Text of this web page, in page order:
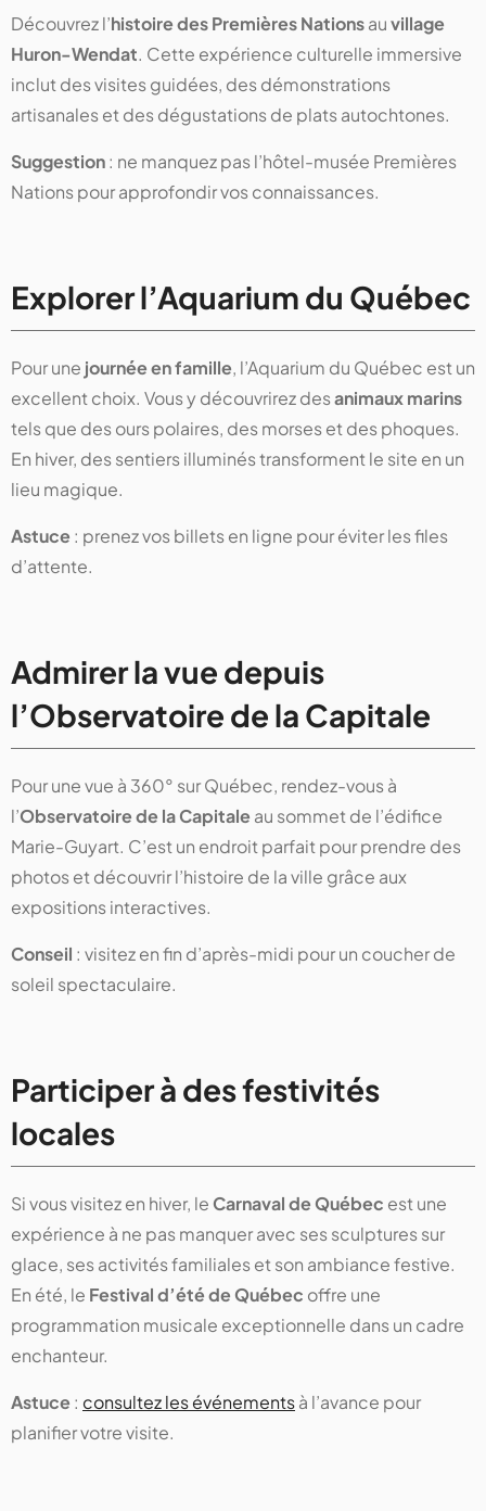
Découvrez l’histoire des Premières Nationsauvillage
Huron-Wendat. Cette expérience culturelle immersive
inclut des visites guidées, des démonstrations
artisanales et des dégustations de plats autochtones.
Suggestion: ne manquez pas l’hôtel-musée Premières
Nations pour approfondir vos connaissances.
Explorer l’Aquarium du Québec
Pour une journée en famille, l’Aquarium du Québec est un
excellent choix. Vous y découvrirez desanimaux marins
tels que des ours polaires, des morses et des phoques.
En hiver, des sentiers illuminés transforment le site en un
lieu magique.
Astuce: prenez vos billets en ligne pour éviter les files
d’attente.
Admirer la vue depuis
l’Observatoire de la Capitale
Pour une vue à 360° sur Québec, rendez-vous à
l’Observatoire de la Capitaleau sommet de l’édifice
Marie-Guyart. C’est un endroit parfait pour prendre des
photos et découvrir l’histoire de la ville grâce aux
expositions interactives.
Conseil : visitez en fin d’après-midi pour un coucher de
soleil spectaculaire.
Participer à des festivités
locales
Si vous visitez en hiver, le Carnaval de Québec est une
expérience à ne pas manquer avec ses sculptures sur
glace, ses activités familiales et son ambiance festive.
En été, le Festival d’été de Québec offre une
programmation musicale exceptionnelle dans un cadre
enchanteur.
Astuce: consultez les événementsà l’avance pour
planifier votre visite.